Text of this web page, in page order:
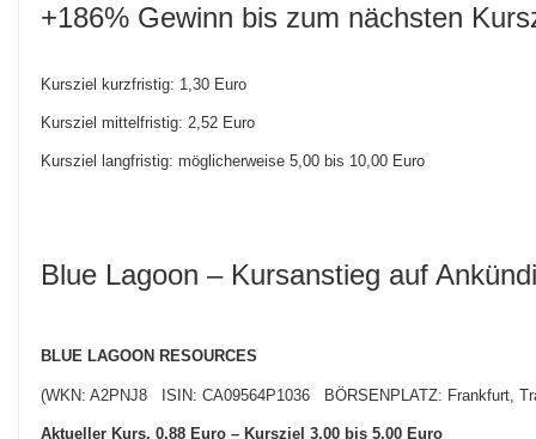
+186% Gewinn bis zum nächsten
Kursziel kurzfristig: 1,30 Euro
Kursziel mittelfristig: 2,52 Euro
Kursziel langfristig: möglicherweise 5,00 bis 10,00 Euro
Blue Lagoon – Kursanstieg auf
BLUE LAGOON RESOURCES
(WKN: A2PNJ8 ISIN: CA09564P1036 BÖRSENPLATZ: Frankfurt,
Aktueller Kurs. 0,88 Euro – Kursziel 3,00 bis 5,00 Euro